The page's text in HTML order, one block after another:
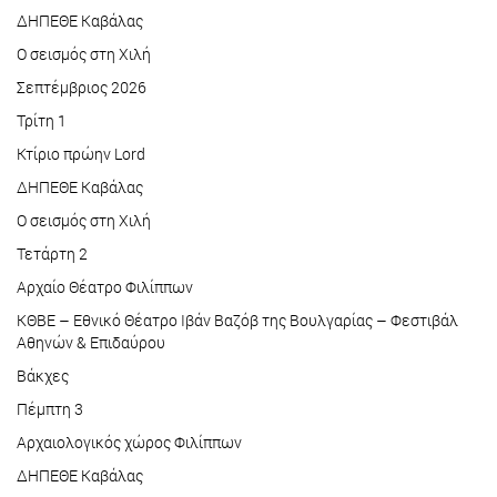
ΔΗΠΕΘΕ Καβάλας
Ο σεισμός στη Χιλή
Σεπτέμβριος 2026
Τρίτη 1
Κτίριο πρώην Lord
ΔΗΠΕΘΕ Καβάλας
Ο σεισμός στη Χιλή
Τετάρτη 2
Αρχαίο Θέατρο Φιλίππων
ΚΘΒΕ – Εθνικό Θέατρο Ιβάν Βαζόβ της Βουλγαρίας – Φεστιβάλ
Αθηνών & Επιδαύρου
Βάκχες
Πέμπτη 3
Αρχαιολογικός χώρος Φιλίππων
ΔΗΠΕΘΕ Καβάλας